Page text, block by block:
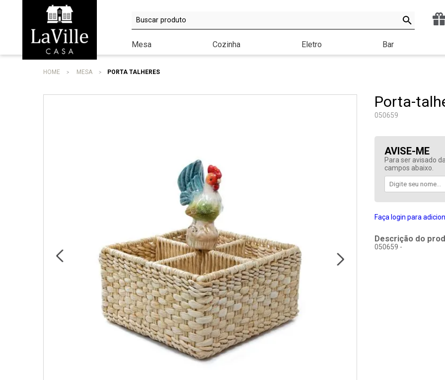
Mesa Cozinha Eletro Bar
Minha conta
Lista de Presentes
HOME MESA PORTA TALHERES
Porta-
050659
AVISE-ME
Para ser avisado
campos abaixo.
Faça login para
Descrição do
050659 -